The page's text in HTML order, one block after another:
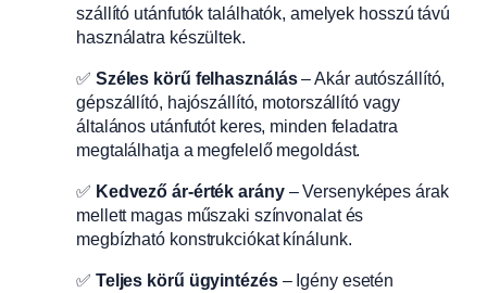
szállító utánfutók találhatók, amelyek hosszú távú
használatra készültek.
✅ Széles körű felhasználás– Akár autószállító,
gépszállító, hajószállító, motorszállító vagy
általános utánfutót keres, minden feladatra
megtalálhatja a megfelelő megoldást.
✅ Kedvező ár-érték arány– Versenyképes árak
mellett magas műszaki színvonalat és
megbízható konstrukciókat kínálunk.
✅ Teljes körű ügyintézés– Igény esetén